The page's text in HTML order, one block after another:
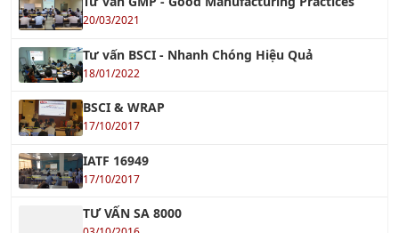
Khóa học Quản Lý Bảo Trì Công Nghiệp
Xem tiếp »